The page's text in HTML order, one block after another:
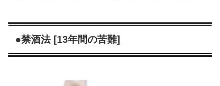
●禁酒法 [13年間の苦難]